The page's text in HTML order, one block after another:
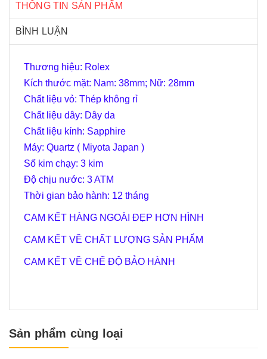
THÔNG TIN SẢN PHẨM
BÌNH LUẬN
Thương hiệu: Rolex
Kích thước mặt: Nam: 38mm; Nữ: 28mm
Chất liệu vỏ: Thép không rỉ
Chất liệu dây: Dây da
Chất liệu kính: Sapphire
Máy: Quartz ( Miyota Japan )
Số kim chạy: 3 kim
Độ chịu nước: 3 ATM
Thời gian bảo hành: 12 tháng
CAM KẾT HÀNG NGOÀI ĐẸP HƠN HÌNH
CAM KẾT VỀ CHẤT LƯỢNG SẢN PHẨM
CAM KẾT VỀ CHẾ ĐỘ BẢO HÀNH
Sản phẩm cùng loại